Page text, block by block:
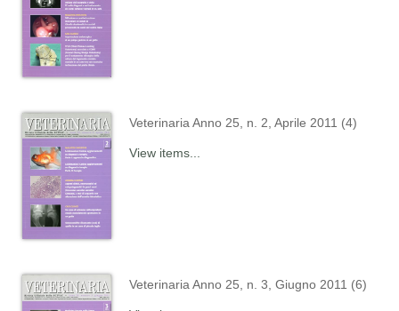
Veterinaria Anno 25, n. 2, Aprile 2011 (4)
View items...
Veterinaria Anno 25, n. 3, Giugno 2011 (6)